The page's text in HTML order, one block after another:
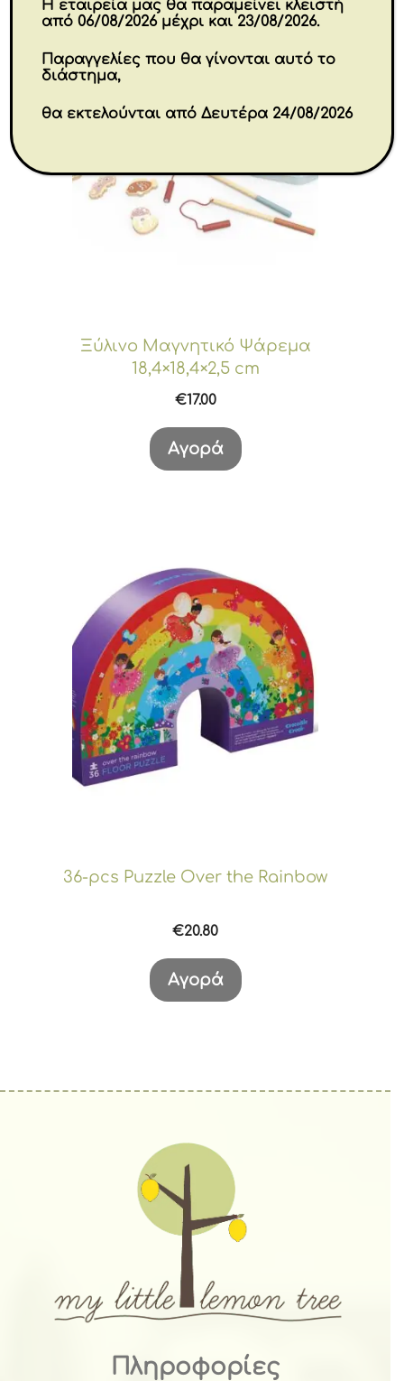
Ξύλινο Μαγνητικό Ψάρεμα
18,4×18,4×2,5 cm
€17.00
Αγορά
36-pcs Puzzle Over the Rainbow
€20.80
Αγορά
Πληροφορίες
Η εταιρεία μας θα παραμείνει κλειστή
από 06/08/2026 μέχρι και 23/08/2026.
Παραγγελίες που θα γίνονται αυτό το
διάστημα,
θα εκτελούνται από Δευτέρα 24/08/2026